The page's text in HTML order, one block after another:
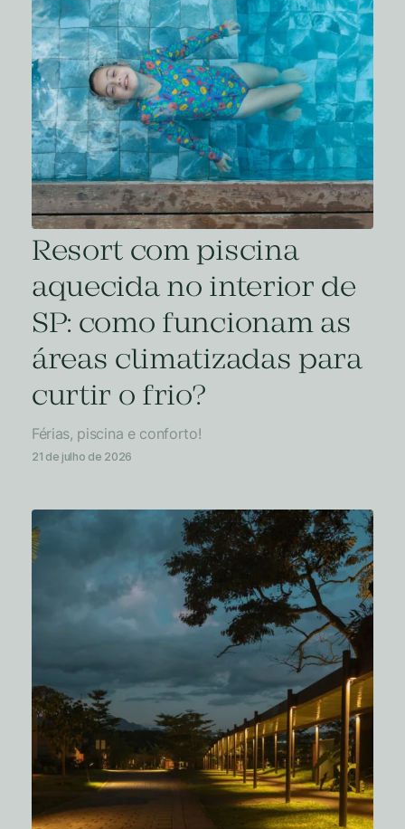
Resort com piscina
aquecida no interior de
SP: como funcionam as
áreas climatizadas para
curtir o frio?
Férias, piscina e conforto!
21 de julho de 2026